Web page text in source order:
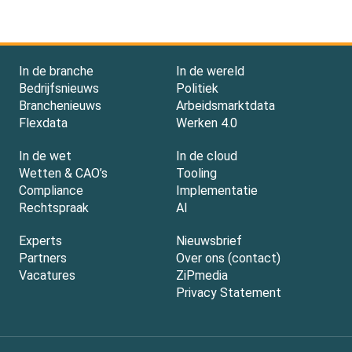
In de branche
Bedrijfsnieuws
Branchenieuws
Flexdata
In de wereld
Politiek
Arbeidsmarktdata
Werken 4.0
In de wet
Wetten & CAO’s
Compliance
Rechtspraak
In de cloud
Tooling
Implementatie
AI
Experts
Partners
Vacatures
Nieuwsbrief
Over ons (contact)
ZiPmedia
Privacy Statement